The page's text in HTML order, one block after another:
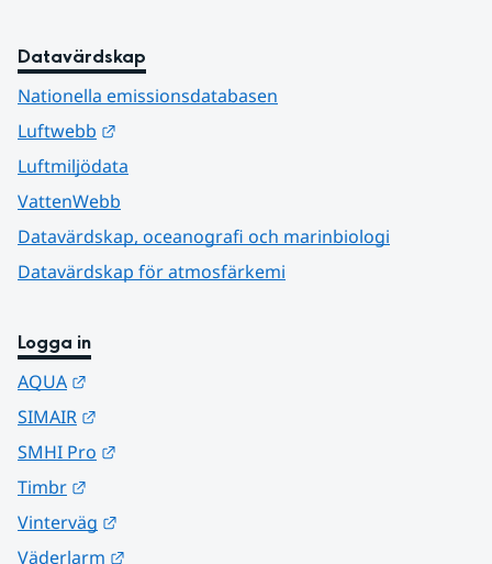
Datavärdskap
Nationella emissionsdatabasen
Luftwebb
Luftmiljödata
VattenWebb
Datavärdskap, oceanografi och marinbiologi
Datavärdskap för atmosfärkemi
Logga in
AQUA
SIMAIR
SMHI Pro
Timbr
Vinterväg
Väderlarm